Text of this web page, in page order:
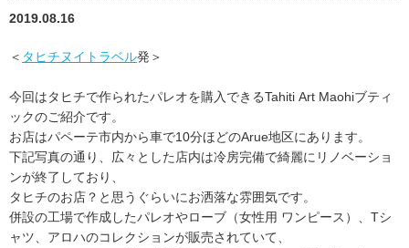
2019.08.16
＜ タヒチヌイトラベル発＞
今回はタヒチで作られたパレオを購入できるTahiti Art Maohiブティ
ックのご紹介です。
お店はパペーテ市内から車で10分ほどのArue地区にあります。
下記写真の通り、広々とした店内は冷房完備で綺麗にリノベーショ
ンが終了しており、
タヒチのお店？と思うぐらいにお洒落な雰囲気です。
併設の工場で作成したパレオやローブ（女性用 ワンピース）、Tシ
ャツ、アロハのコレクションが販売されていて、